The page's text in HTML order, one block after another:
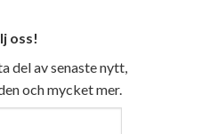
oss!
del av senaste nytt,
och mycket mer.